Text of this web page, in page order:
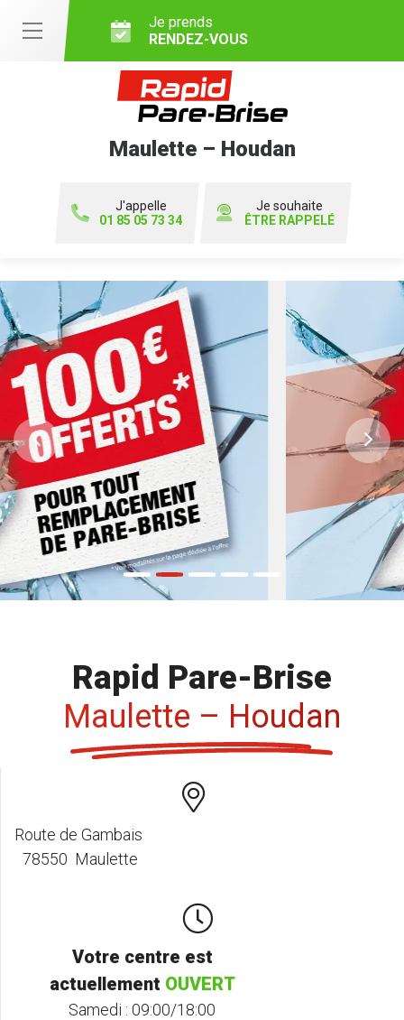
Je prends
RENDEZ-VOUS
Maulette – Houdan
J'appelle
01 85 05 73 34
Je souhaite
ÊTRE RAPPELÉ
Previous
Rapid Pare-Brise
Maulette – Houdan
Route de Gambais
78550 Maulette
Votre centre est
actuellement OUVERT
Samedi : 09:00/18:00